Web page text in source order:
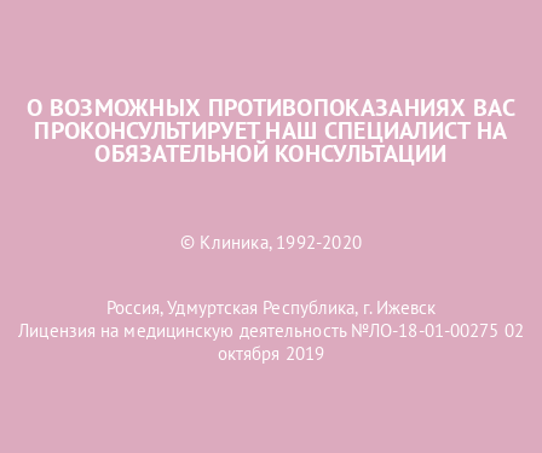
О ВОЗМОЖНЫХ ПРОТИВОПОКАЗАНИЯХ ВАС
ПРОКОНСУЛЬТИРУЕТ НАШ СПЕЦИАЛИСТ НА
ОБЯЗАТЕЛЬНОЙ КОНСУЛЬТАЦИИ
© Клиника, 1992-2020
Россия, Удмуртская Республика, г. Ижевск
Лицензия на медицинскую деятельность №ЛО-18-01-00275 02
октября 2019